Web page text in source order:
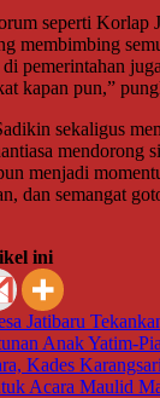
seperti Korlap
membimbing
pemerintahan
kapan pun,”
sekaligus
mendorong
menjadi
dan semangat
ini
Jatibaru
Anak Yatim-
Kades
Acara Maulid